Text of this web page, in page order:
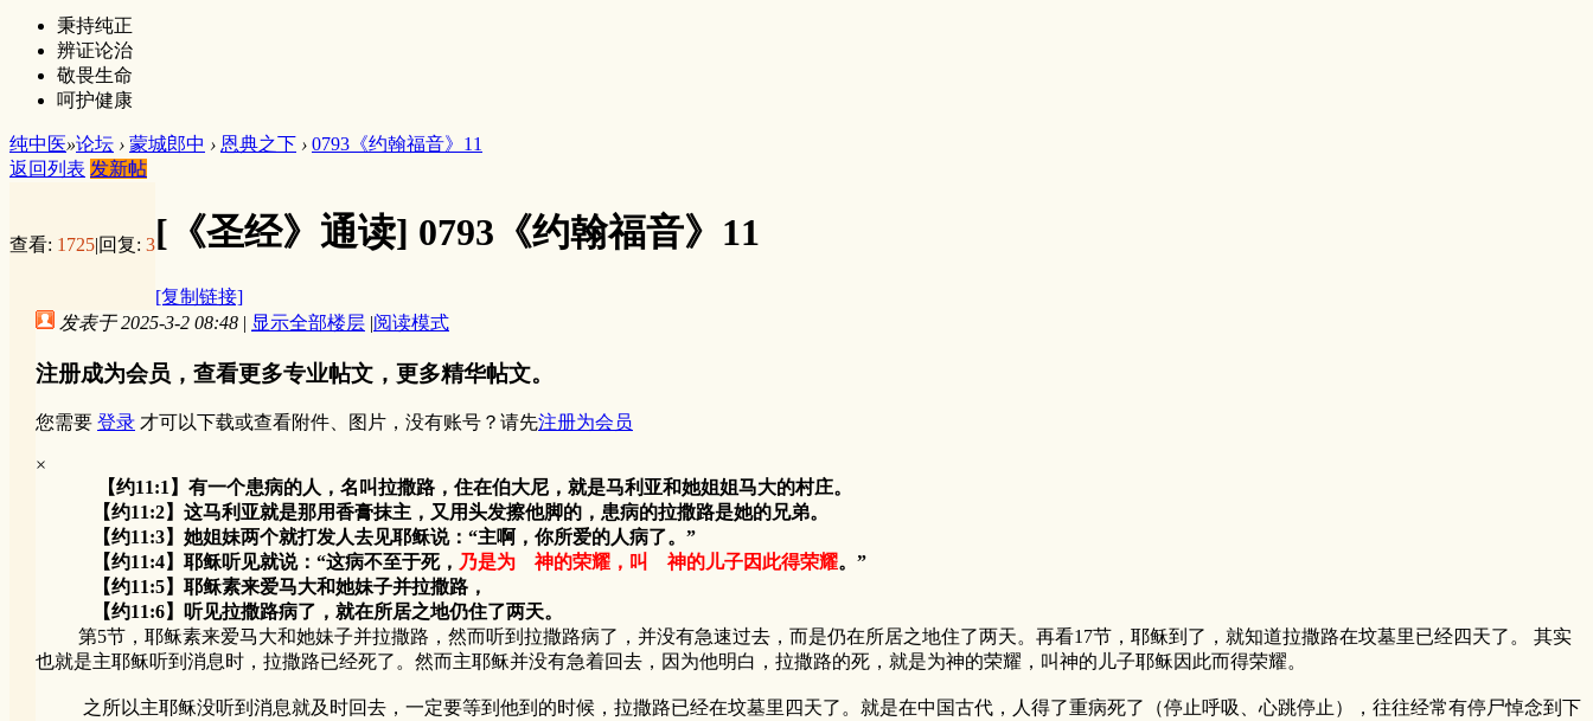
秉持纯正
辨证论治
敬畏生命
呵护健康
纯中医»论坛 › 蒙城郎中 › 恩典之下 › 0793《约翰福音》11
返回列表 发新帖
查看: 1725|回复: 3[《圣经》通读] 0793《约翰福音》11
[复制链接]
发表于 2025-3-2 08:48 | 显示全部楼层 |阅读模式
注册成为会员，查看更多专业帖文，更多精华帖文。
您需要 登录 才可以下载或查看附件、图片，没有账号？请先注册为会员
×
【约11:1】有一个患病的人，名叫拉撒路，住在伯大尼，就是马利亚和她姐姐马大的村庄。
【约11:2】这马利亚就是那用香膏抹主，又用头发擦他脚的，患病的拉撒路是她的兄弟。
【约11:3】她姐妹两个就打发人去见耶稣说：“主啊，你所爱的人病了。”
【约11:4】耶稣听见就说：“这病不至于死， 乃是为 神的荣耀，叫 神的儿子因此得荣耀。”
【约11:5】耶稣素来爱马大和她妹子并拉撒路，
【约11:6】听见拉撒路病了，就在所居之地仍住了两天。
第5节，耶稣素来爱马大和她妹子并拉撒路，然而听到拉撒路病了，并没有急速过去，而是仍在所居之地住了两天。再看17节，耶稣到了，就知道拉撒路在坟墓里已经四天了。 其实
也就是主耶稣听到消息时，拉撒路已经死了。然而主耶稣并没有急着回去，因为他明白，拉撒路的死，就是为神的荣耀，叫神的儿子耶稣因此而得荣耀。
之所以主耶稣没听到消息就及时回去，一定要等到他到的时候，拉撒路已经在坟墓里四天了。就是在中国古代，人得了重病死了（停止呼吸、心跳停止），往往经常有停尸悼念到下